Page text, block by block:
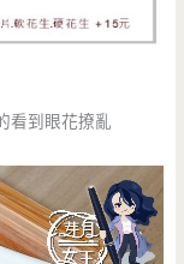
看到眼花撩亂